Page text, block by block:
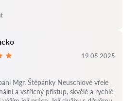
19.05.2025
Mgr. Štěpánky Neuschlové vřele
a vstřícný přístup, skvělé a rychlé